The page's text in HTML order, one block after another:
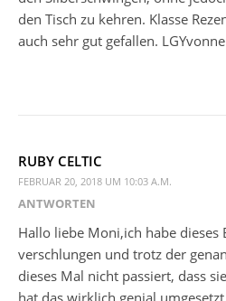
den Tisch zu kehren. Klasse
auch sehr gut gefallen. LGYvonne
RUBY CELTIC
FEBRUAR 20, 2018 UM 10:03 A.M.
ANTWORTEN
Hallo liebe Moni,ich habe dieses
verschlungen und trotz der
dieses Mal nicht passiert, dass
hat das wirklich genial